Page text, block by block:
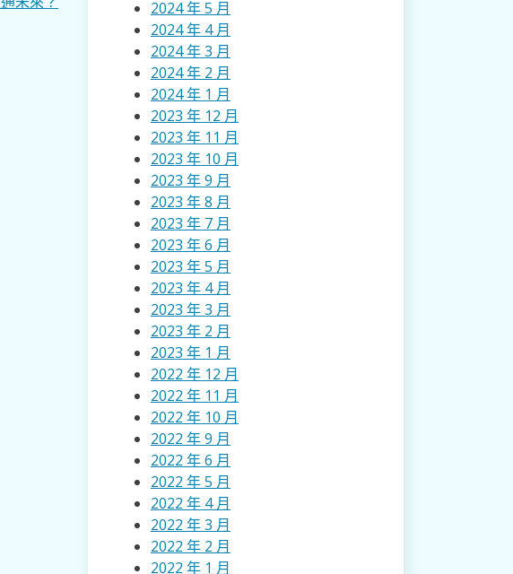
2024 年 5 月
2024 年 4 月
2024 年 3 月
2024 年 2 月
2024 年 1 月
2023 年 12 月
2023 年 11 月
2023 年 10 月
2023 年 9 月
2023 年 8 月
2023 年 7 月
2023 年 6 月
2023 年 5 月
2023 年 4 月
2023 年 3 月
2023 年 2 月
2023 年 1 月
2022 年 12 月
2022 年 11 月
2022 年 10 月
2022 年 9 月
2022 年 6 月
2022 年 5 月
2022 年 4 月
2022 年 3 月
2022 年 2 月
2022 年 1 月